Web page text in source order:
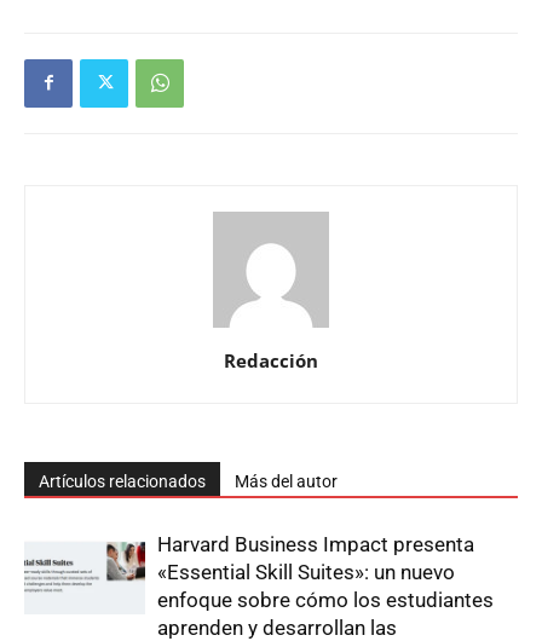
Redacción
Artículos relacionados Más del autor
Harvard Business Impact presenta
«Essential Skill Suites»: un nuevo
enfoque sobre cómo los estudiantes
aprenden y desarrollan las